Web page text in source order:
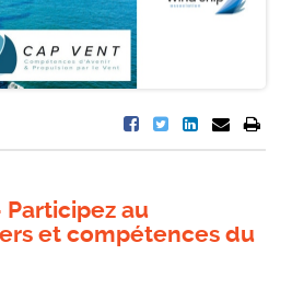
au
et compétences du